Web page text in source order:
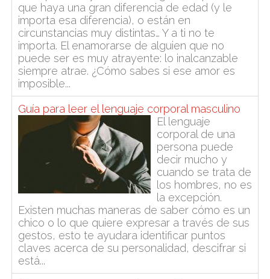
que haya una gran diferencia de edad (y le
importa esa diferencia), o están en
circunstancias muy distintas… Y a ti no te
importa. El enamorarse de alguien que no
puede ser es muy atrayente: lo inalcanzable
siempre atrae. ¿Cómo sabes si ese amor es
imposible...
Guía para leer el lenguaje corporal masculino
El lenguaje
corporal de una
persona puede
decir mucho y
cuando se trata de
los hombres, no es
la excepción.
Existen muchas maneras de saber cómo es un
chico o lo que quiere expresar a través de sus
gestos, esto te ayudara identificar puntos
claves acerca de su personalidad, descifrar si
está...